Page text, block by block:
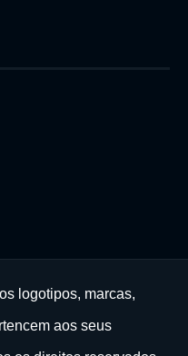
logotipos, marcas,
aos seus